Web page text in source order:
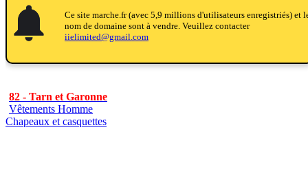
notifications
notifications
Ce site marche.fr (avec 5,9 millions d'utilisateurs enregistriés) et
nom de domaine sont à vendre. Veuillez contacter
iielimited@gmail.com
82 - Tarn et Garonne
Vêtements Homme
Chapeaux et casquettes